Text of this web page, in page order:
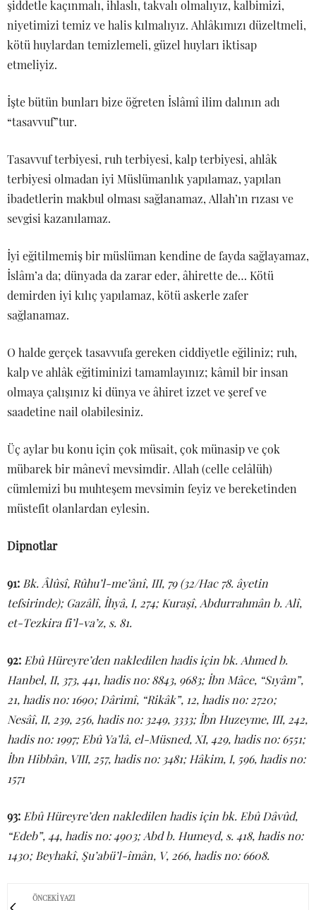
şiddetle kaçınmalı, ihlaslı, takvalı olmalıyız, kalbimizi,
niyetimizi temiz ve halis kılmalıyız. Ahlâkımızı düzeltmeli,
kötü huylardan temizlemeli, güzel huyları iktisap
etmeliyiz.
İşte bütün bunları bize öğreten İslâmî ilim dalının adı
“tasavvuf”tur.
Tasavvuf terbiyesi, ruh terbiyesi, kalp terbiyesi, ahlâk
terbiyesi olmadan iyi Müslümanlık yapılamaz, yapılan
ibadetlerin makbul olması sağlanamaz, Allah’ın rızası ve
sevgisi kazanılamaz.
İyi eğitilmemiş bir müslüman kendine de fayda sağlayamaz,
İslâm’a da; dünyada da zarar eder, âhirette de… Kötü
demirden iyi kılıç yapılamaz, kötü askerle zafer
sağlanamaz.
O halde gerçek tasavvufa gereken ciddiyetle eğiliniz; ruh,
kalp ve ahlâk eğitiminizi tamamlayınız; kâmil bir insan
olmaya çalışınız ki dünya ve âhiret izzet ve şeref ve
saadetine nail olabilesiniz.
Üç aylar bu konu için çok müsait, çok münasip ve çok
mübarek bir mânevî mevsimdir. Allah (celle celâlüh)
cümlemizi bu muhteşem mevsimin feyiz ve bereketinden
müstefit olanlardan eylesin.
Dipnotlar
91: Bk. Âlûsî, Rûhu’l-me’ânî, III, 79 (32/Hac 78. âyetin
tefsirinde); Gazâlî, İhyâ, I, 274; Kuraşî, Abdurrahmân b. Alî,
et-Tezkira fi’l-va’z, s. 81.
92: Ebû Hüreyre’den nakledilen hadis için bk. Ahmed b.
Hanbel, II, 373, 441, hadis no: 8843, 9683; İbn Mâce, “Sıyâm”,
21, hadis no: 1690; Dârimî, “Rikâk”, 12, hadis no: 2720;
Nesâî, II, 239, 256, hadis no: 3249, 3333; İbn Huzeyme, III, 242,
hadis no: 1997; Ebû Ya’lâ, el-Müsned, XI, 429, hadis no: 6551;
İbn Hibbân, VIII, 257, hadis no: 3481; Hâkim, I, 596, hadis no:
1571
93: Ebû Hüreyre’den nakledilen hadis için bk. Ebû Dâvûd,
“Edeb”, 44, hadis no: 4903; Abd b. Humeyd, s. 418, hadis no:
1430; Beyhakî, Şu’abü’l-îmân, V, 266, hadis no: 6608.
ÖNCEKI YAZI